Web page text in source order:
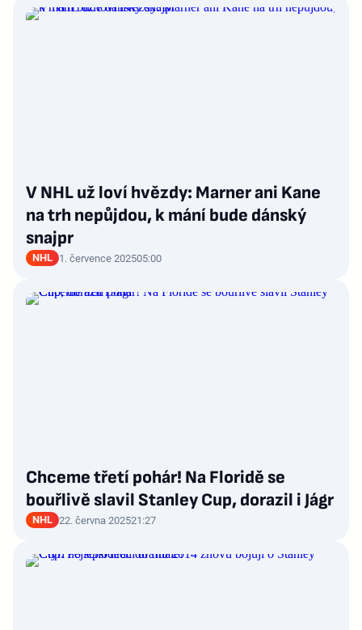
V NHL už loví hvězdy: Marner ani Kane
na trh nepůjdou, k mání bude dánský
snajpr
NHL 1. července 202505:00
Chceme třetí pohár! Na Floridě se
bouřlivě slavil Stanley Cup, dorazil i Jágr
NHL 22. června 202521:27